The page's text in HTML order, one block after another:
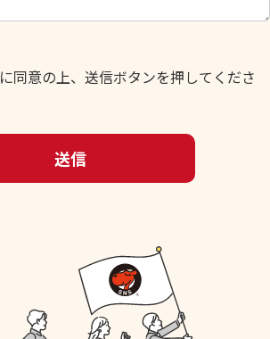
に同意の上、送信ボタンを押してくださ